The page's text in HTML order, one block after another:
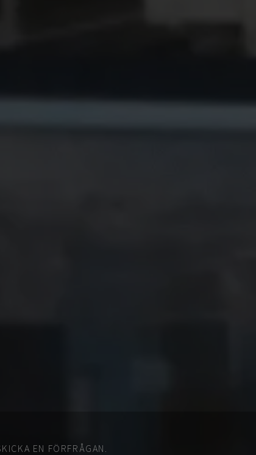
EN FÖRFRÅGAN.